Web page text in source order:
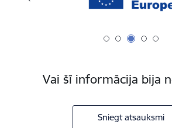
Vai šī informācija bija
Sniegt atsauksmi